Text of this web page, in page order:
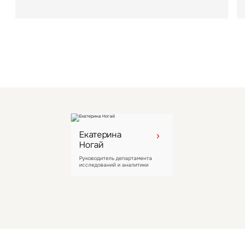
Екатерина
Ногай
Руководитель департамента
исследований и аналитики